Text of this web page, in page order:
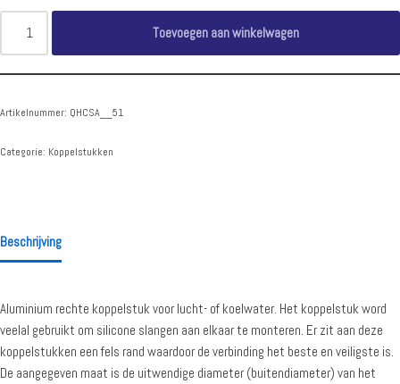
Toevoegen aan winkelwagen
Artikelnummer: QHCSA__51
Categorie: Koppelstukken
Beschrijving
Aluminium rechte koppelstuk voor lucht- of koelwater. Het koppelstuk word
veelal gebruikt om silicone slangen aan elkaar te monteren. Er zit aan deze
koppelstukken een fels rand waardoor de verbinding het beste en veiligste is.
De aangegeven maat is de uitwendige diameter (buitendiameter) van het